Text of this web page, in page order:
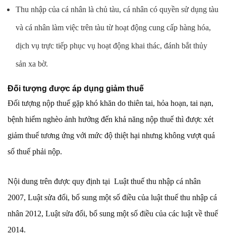
Thu nhập của cá nhân là chủ tàu, cá nhân có quyền sử dụng tàu
và cá nhân làm việc trên tàu từ hoạt động cung cấp hàng hóa,
dịch vụ trực tiếp phục vụ hoạt động khai thác, đánh bắt thủy
sản xa bờ.
Đối tượng được áp dụng giảm thuế
Đối tượng nộp thuế gặp khó khăn do thiên tai, hỏa hoạn, tai nạn,
bệnh hiểm nghèo ảnh hưởng đến khả năng nộp thuế thì được xét
giảm thuế tương ứng với mức độ thiệt hại nhưng không vượt quá
số thuế phải nộp.
Nội dung trên được quy định tại Luật thuế thu nhập cá nhân
2007, Luật sửa đổi, bổ sung một số điều của luật thuế thu nhập cá
nhân 2012, Luật sửa đổi, bổ sung một số điều của các luật về thuế
2014.